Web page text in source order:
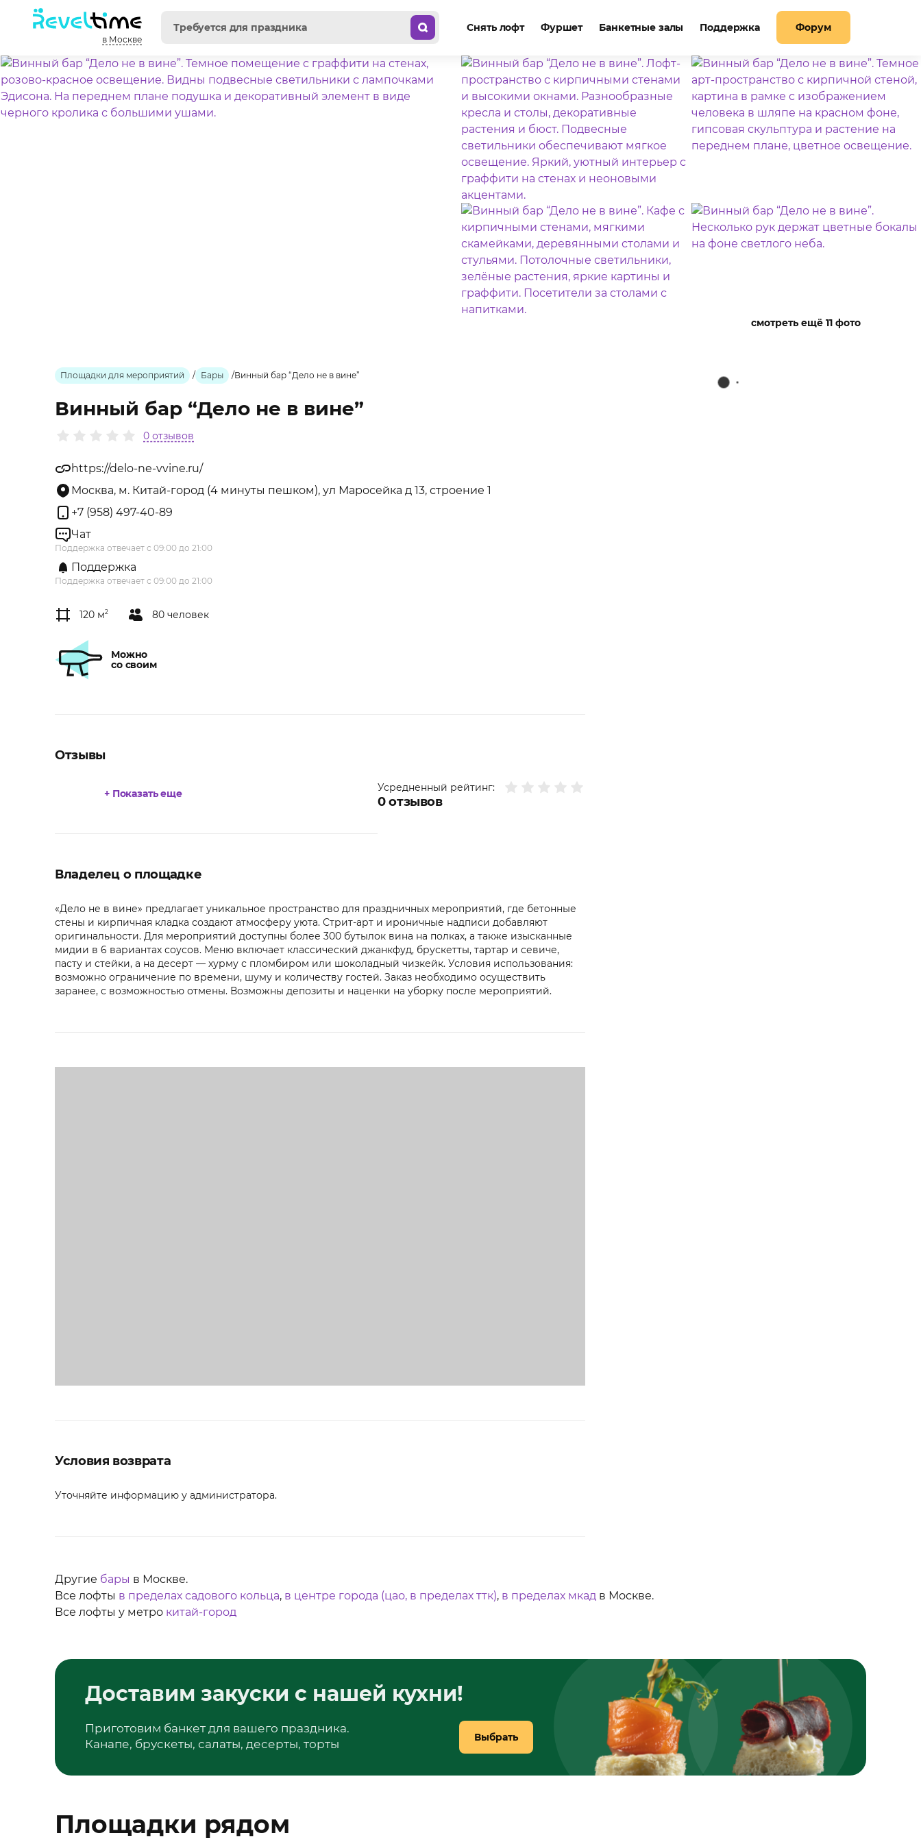
в Москве
Снять лофт Фуршет Банкетные залы Поддержка Форум
смотреть ещё 11 фото
Площадки для мероприятий / Бары /Винный бар “Дело не в вине”
Винный бар “Дело не в вине”
0 отзывов
https://delo-ne-vvine.ru/
Москва, м. Китай-город (4 минуты пешком), ул Маросейка д 13, строение 1
+7 (958) 497-40-89
Чат
Поддержка отвечает с 09:00 до 21:00
Поддержка
Поддержка отвечает с 09:00 до 21:00
120 м2 80 человек
Можно
со своим
Отзывы
Усредненный рейтинг:
0отзывов
+ Показать еще
Владелец о площадке
«Дело не в вине» предлагает уникальное пространство для праздничных мероприятий, где бетонные
стены и кирпичная кладка создают атмосферу уюта. Стрит-арт и ироничные надписи добавляют
оригинальности. Для мероприятий доступны более 300 бутылок вина на полках, а также изысканные
мидии в 6 вариантах соусов. Меню включает классический джанкфуд, брускетты, тартар и севиче,
пасту и стейки, а на десерт — хурму с пломбиром или шоколадный чизкейк. Условия использования:
возможно ограничение по времени, шуму и количеству гостей. Заказ необходимо осуществить
заранее, с возможностью отмены. Возможны депозиты и наценки на уборку после мероприятий.
Условия возврата
Уточняйте информацию у администратора.
Другие бары в Москве.
Все лофты в пределах садового кольца, в центре города (цао, в пределах ттк), в пределах мкад в Москве.
Все лофты у метро китай-город
Доставим закуски с нашей кухни!
Приготовим банкет для вашего праздника.
Канапе, брускеты, салаты, десерты, торты
Выбрать
Площадки рядом